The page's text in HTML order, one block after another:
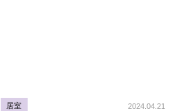
居室 2024.04.21